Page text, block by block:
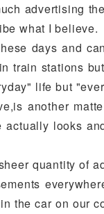
advertising
what I believe.
days and
train stations
life but
another
actually looks
quantity of
the car on our